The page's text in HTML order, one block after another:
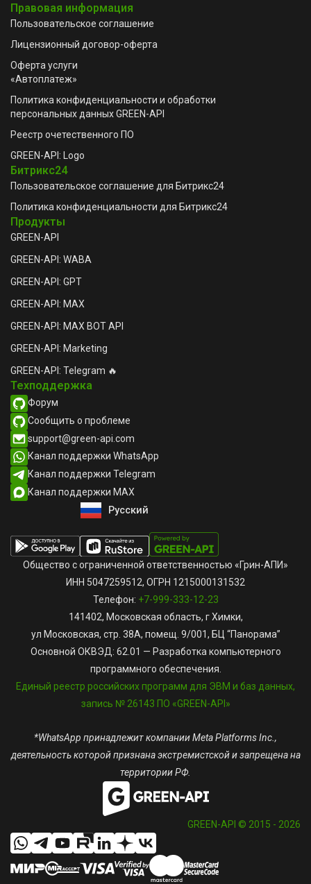
Правовая информация
Пользовательское соглашение
Лицензионный договор-оферта
Оферта услуги
«Автоплатеж»
Политика конфиденциальности и обработки
персональных данных GREEN-API
Реестр очетественного ПО
GREEN-API: Logo
Битрикс24
Пользовательское соглашение для Битрикс24
Политика конфиденциальности для Битрикс24
Продукты
GREEN-API
GREEN-API: WABA
GREEN-API: GPT
GREEN-API: MAX
GREEN-API: MAX BOT API
GREEN-API: Marketing
GREEN-API: Telegram 🔥
Техподдержка
Форум
Сообщить о проблеме
support@green-api.com
Канал поддержки WhatsApp
Канал поддержки Telegram
Канал поддержки MAX
Русский
English
Общество с ограниченной ответственностью «Грин-АПИ»
ИНН 5047259512, ОГРН 1215000131532
Телефон: +7-999-333-12-23
141402, Московская область, г Химки,
ул Московская, стр. 38А, помещ. 9/001, БЦ “Панорама”
Основной ОКВЭД: 62.01 — Разработка компьютерного
программного обеспечения.
Единый реестр российских программ для ЭВМ и баз данных,
запись № 26143 ПО «GREEN-API»
*WhatsApp принадлежит компании Meta Platforms Inc.,
деятельность которой признана экстремистской и запрещена на
территории РФ.
GREEN-API © 2015 - 2026